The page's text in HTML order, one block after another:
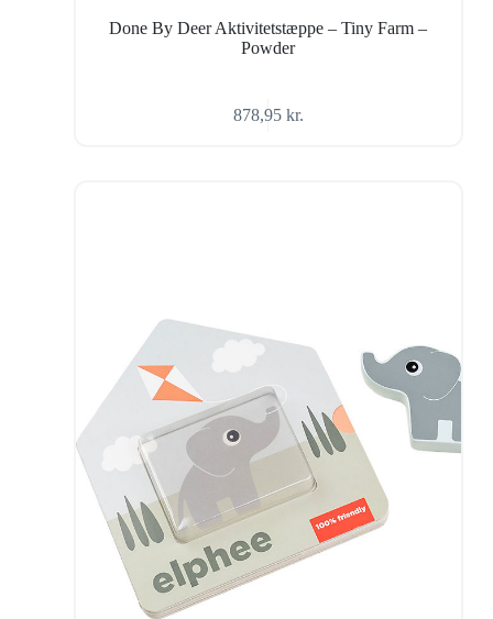
Done By Deer Aktivitetstæppe – Tiny Farm –
Powder
878,95 kr.